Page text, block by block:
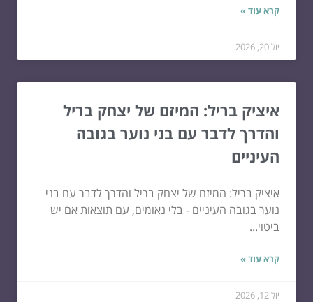
קרא עוד »
יול 20, 2026
איציק בריל: המיזם של יצחק בריל
והדרך לדבר עם בני נוער בגובה
העיניים
איציק בריל: המיזם של יצחק בריל והדרך לדבר עם בני
נוער בגובה העיניים - בלי נאומים, עם תוצאות אם יש
ביטוי...
קרא עוד »
יול 12, 2026